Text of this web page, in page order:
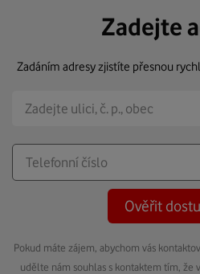
Zadejte
Zadáním adresy zjistíte přesnou
Ověřit
Pokud máte zájem, abychom vás
udělte nám souhlas s kontaktem tím,